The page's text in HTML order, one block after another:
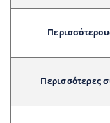
Περισσότερες